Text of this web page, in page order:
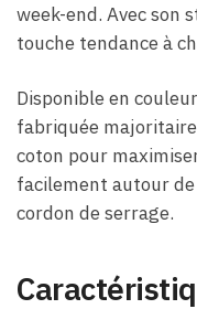
week-end. Avec son
touche tendance à
Disponible en
fabriquée
coton pour
facilement autour
cordon de serrage.